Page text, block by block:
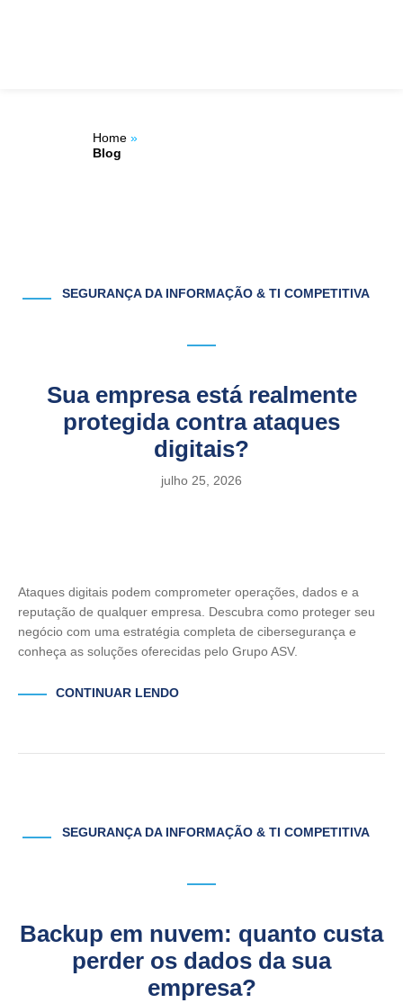
Home »
Blog
SEGURANÇA DA INFORMAÇÃO & TI COMPETITIVA
Sua empresa está realmente
protegida contra ataques
digitais?
julho 25, 2026
Ataques digitais podem comprometer operações, dados e a
reputação de qualquer empresa. Descubra como proteger seu
negócio com uma estratégia completa de cibersegurança e
conheça as soluções oferecidas pelo Grupo ASV.
CONTINUAR LENDO
SEGURANÇA DA INFORMAÇÃO & TI COMPETITIVA
Backup em nuvem: quanto custa
perder os dados da sua
empresa?